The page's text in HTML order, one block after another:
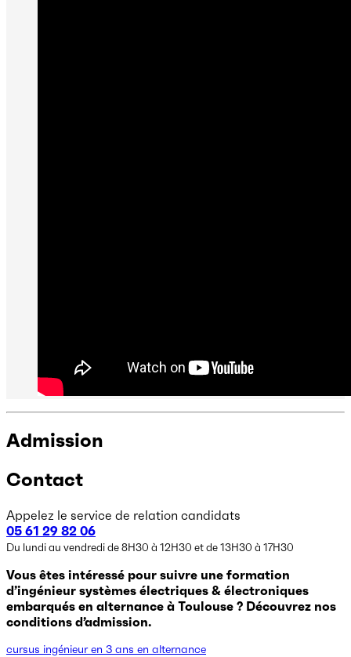
Admission
Contact
Appelez le service de relation candidats
05 61 29 82 06
Du lundi au vendredi de 8H30 à 12H30 et de 13H30 à 17H30
Vous êtes intéressé pour suivre une formation
d’ingénieur systèmes électriques & électroniques
embarqués en alternance à Toulouse ? Découvrez nos
conditions d’admission.
cursus ingénieur en 3 ans en alternance